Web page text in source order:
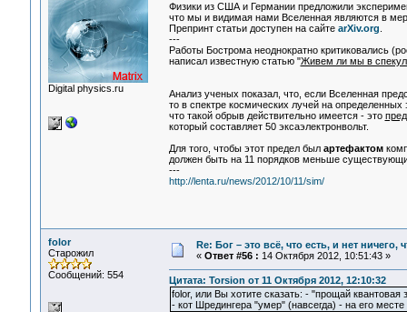
Digital physics.ru
Физики из США и Германии предложили
что мы и видимая нами Вселенная являются в
Препринт статьи доступен на сайте arXiv.org
---
Работы Бострома неоднократно критиковались
написал известную статью "Живем ли мы в
Анализ ученых показал, что, если Вселенная
то в спектре космических лучей на
что такой обрыв действительно имеется - это
который составляет 50 эксаэлектронвольт.
Для того, чтобы этот предел был артефактом
должен быть на 11 порядков меньше
---
http://lenta.ru/news/2012/10/11/sim/
folor
Старожил
Сообщений: 554
Re: Бог – это всё, что есть, и нет
« Ответ #56 : 14 Октября 2012, 10:51:43 »
Цитата: Torsion от 11 Октября 2012, 12:10:32
folor, или Вы хотите сказать: - "прощай квантовая
- кот Шредингера "умер" (навсегда) - на его